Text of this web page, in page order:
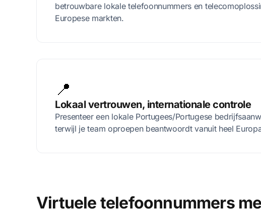
betrouwbare lokale telefoonnummers en
Europese markten.
📍
Lokaal vertrouwen, internationale controle
Presenteer een lokale Portugees/Portugese
terwijl je team oproepen beantwoordt vanuit heel
Virtuele telefoonnummers